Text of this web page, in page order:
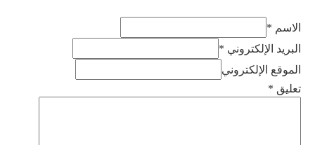
الاسم *
البريد الإلكتروني *
الموقع الإلكتروني
تعليق *